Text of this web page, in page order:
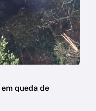
queda de